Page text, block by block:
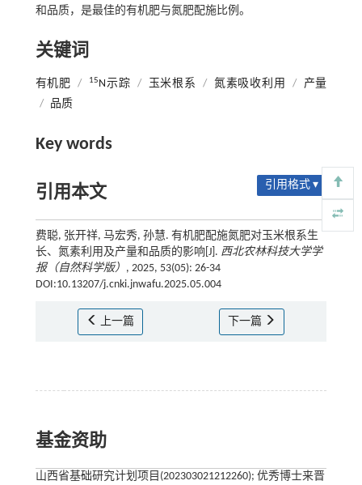
和品质，是最佳的有机肥与氮肥配施比例。
关键词
有机肥 / 15N示踪 / 玉米根系 / 氮素吸收利用 / 产量
/
品质
Key words
引用本文 引用格式 ▾
费聪, 张开祥, 马宏秀, 孙慧. 有机肥配施氮肥对玉米根系生
长、氮素利用及产量和品质的影响[J]. 西北农林科技大学学
报（自然科学版） , 2025, 53(05): 26-34
DOI:10.13207/j.cnki.jnwafu.2025.05.004
上一篇 下一篇
基金资助
山西省基础研究计划项目(202303021212260); 优秀博士来晋